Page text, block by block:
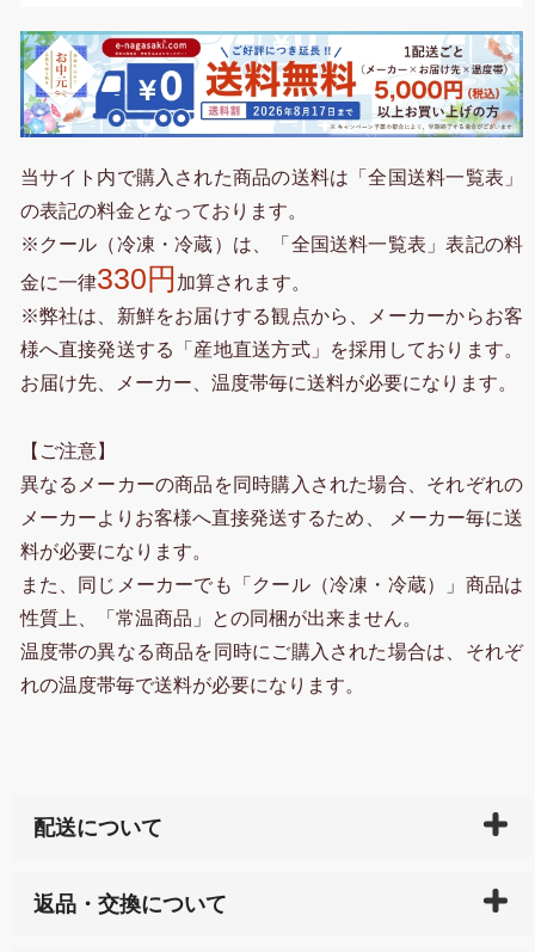
当サイト内で購入された商品の送料は「全国送料一覧表」
の表記の料金となっております。
※クール（冷凍・冷蔵）は、「全国送料一覧表」表記の料
金に一律330円 加算されます。
※弊社は、新鮮をお届けする観点から、メーカーからお客
様へ直接発送する「産地直送方式」を採用しております。
お届け先、メーカー、温度帯毎に送料が必要になります。
【ご注意】
異なるメーカーの商品を同時購入された場合、それぞれの
メーカーよりお客様へ直接発送するため、 メーカー毎に送
料が必要になります。
また、同じメーカーでも「クール（冷凍・冷蔵）」商品は
性質上、「常温商品」との同梱が出来ません。
温度帯の異なる商品を同時にご購入された場合は、それぞ
れの温度帯毎で送料が必要になります。
配送について
天ペイ」の方はご注文受付後）、 長崎県下全域に点在
返品・交換について